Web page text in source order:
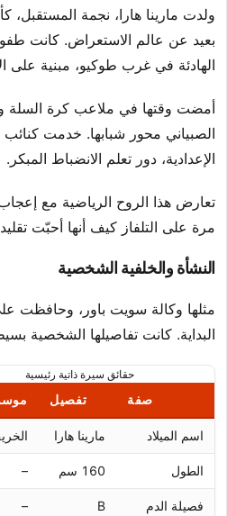
ولدت مارينا هارا، نجمة
بعيد عن عالم الاستعراض. كانت
الهادئة في غرب طوكيو، مبنية على
أمضت وقتها في ملاعب كرة السلة
الصبياني محور شبابها. خدمت كنائب
الإعدادية، دور تعلم الانضباط المبكر.
تعارض هذا الروح الرياضية مع
مرة على التلفاز كيف أنها أحبّت
النشأة والخلفية الشخصية
مثلها وكالة سويت باور، وحافظت
البداية. كانت تفاصيلها الشخصية
حقائق سيرة ذاتية رئيسية
صفة تفصيل
اسم الميلاد مارينا هارا
الطول 160 سم –
فصيلة الدم B
–